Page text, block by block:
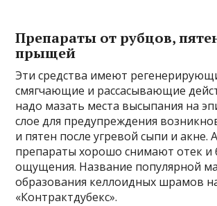
Препараты от рубцов,
прыщей
Эти средства имеют
смягчающие и рассасывающие
надо мазать места высыпания на
слое для предупреждения
и пятен после угревой сыпи и акне.
препараты хорошо снимают отек и
ощущения. Название популярной
образования келлоидных шрамов
«Контрактдубекс».